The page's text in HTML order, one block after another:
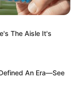
a 9
The Aisle It's
An Era—See